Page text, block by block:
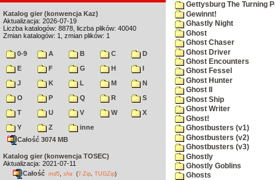
Katalog gier (konwencja Kaz)
Aktualizacja: 2026-07-19
Liczba katalogów: 8878, liczba plików: 40040
Zmian katalogów: 1, zmian plików: 1
0-9 A B C
D
E
F G H
I
J
K L M
N
O
P Q R
S
T
U V W
X
Y
Z
inne
Całość 3074 MB
Katalog gier (konwencja TOSEC)
Aktualizacja: 2021-07-11
Całość md5 sha (7-Zip TUGZip)
Gettysburg The Turning
Gewinnt!
Ghastly Night
Ghost
Ghost Chaser
Ghost Driver
Ghost Encounters
Ghost Fessel
Ghost Hunter
Ghost II
Ghost Ship
Ghost Writer
Ghost!
Ghostbusters (v1)
Ghostbusters (v2)
Ghostbusters (v3)
Ghostly
Ghostly Goblins
Ghosts